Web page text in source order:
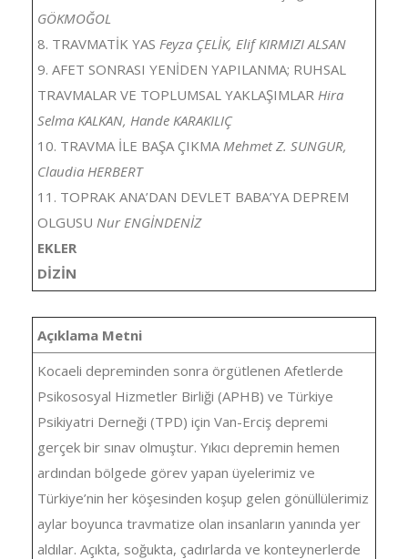
GÖKMOĞOL
8. TRAVMATİK YAS Feyza ÇELİK, Elif KIRMIZI ALSAN
9. AFET SONRASI YENİDEN YAPILANMA; RUHSAL
TRAVMALAR VE TOPLUMSAL YAKLAŞIMLAR Hira
Selma KALKAN, Hande KARAKILIÇ
10. TRAVMA İLE BAŞA ÇIKMA Mehmet Z. SUNGUR,
Claudia HERBERT
11. TOPRAK ANA’DAN DEVLET BABA’YA DEPREM
OLGUSU Nur ENGİNDENİZ
EKLER
DİZİN
Açıklama Metni
Kocaeli depreminden sonra örgütlenen Afetlerde
Psikososyal Hizmetler Birliği (APHB) ve Türkiye
Psikiyatri Derneği (TPD) için Van-Erciş depremi
gerçek bir sınav olmuştur. Yıkıcı depremin hemen
ardından bölgede görev yapan üyelerimiz ve
Türkiye’nin her köşesinden koşup gelen gönüllülerimiz
aylar boyunca travmatize olan insanların yanında yer
aldılar. Açıkta, soğukta, çadırlarda ve konteynerlerde